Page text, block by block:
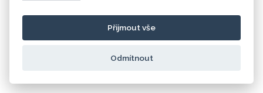
Přijmout vše
Odmítnout